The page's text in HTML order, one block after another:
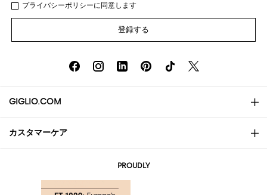
プライバシーポリシーに同意します
登録する
GIGLIO.COM
会社概要
カスタマーケア
PROUDLY